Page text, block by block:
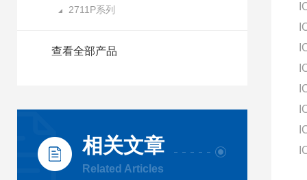
2711P系列
查看全部产品
相关文章
Related Articles